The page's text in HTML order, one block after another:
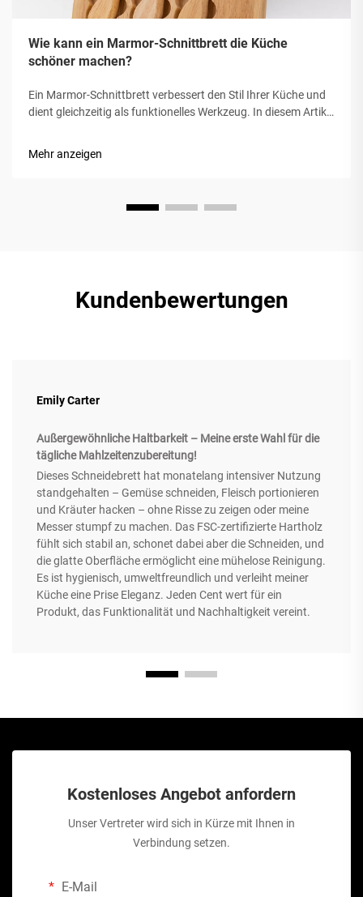
Wie kann ein Marmor-Schnittbrett die Küche
schöner machen?
Ein Marmor-Schnittbrett verbessert den Stil Ihrer Küche und
dient gleichzeitig als funktionelles Werkzeug. In diesem Artikel
Marmor-Schnittbrett den Raum für die Küche einladender
gestalten kann. Die zeitlose Eleganz von Marmor...
Mehr anzeigen
Kundenbewertungen
Emily Carter
Außergewöhnliche Haltbarkeit – Meine erste Wahl für die
tägliche Mahlzeitenzubereitung!
Dieses Schneidebrett hat monatelang intensiver Nutzung
standgehalten – Gemüse schneiden, Fleisch portionieren
und Kräuter hacken – ohne Risse zu zeigen oder meine
Messer stumpf zu machen. Das FSC-zertifizierte Hartholz
fühlt sich stabil an, schonet dabei aber die Schneiden, und
die glatte Oberfläche ermöglicht eine mühelose Reinigung.
Es ist hygienisch, umweltfreundlich und verleiht meiner
Küche eine Prise Eleganz. Jeden Cent wert für ein
Produkt, das Funktionalität und Nachhaltigkeit vereint.
Kostenloses Angebot anfordern
Unser Vertreter wird sich in Kürze mit Ihnen in
Verbindung setzen.
E-Mail